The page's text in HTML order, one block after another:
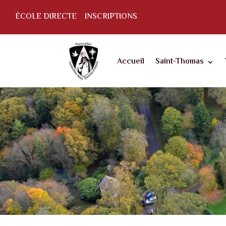
ÉCOLE DIRECTE INSCRIPTIONS
Accueil Saint-Thomas